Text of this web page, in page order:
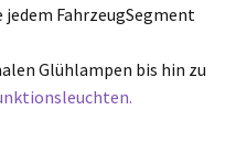
jedem FahrzeugSegment
Glühlampen bis hin zu